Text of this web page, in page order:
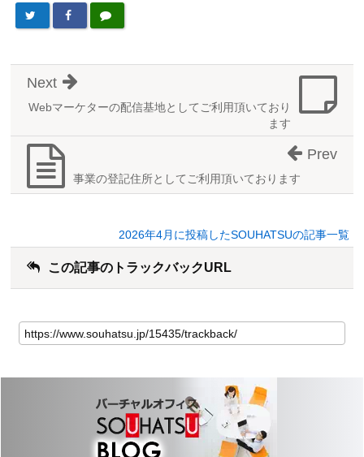
Webマーケターの配信基地としてご利用頂いており
ます
Next
事業の登記住所としてご利用頂いております
Prev
2026年4月に投稿したSOUHATSUの記事一覧
この記事のトラックバックURL